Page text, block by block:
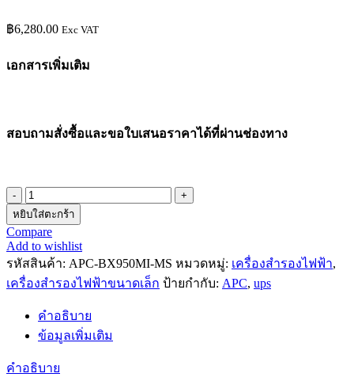
฿6,280.00 Exc VAT
เอกสารเพิ่มเติม
สอบถามสั่งซื้อและขอใบเสนอราคาได้ที่ผ่านช่องทาง
หยิบใส่ตะกร้า
Compare
Add to wishlist
รหัสสินค้า: APC-BX950MI-MS หมวดหมู่: เครื่องสำรองไฟฟ้า,
เครื่องสำรองไฟฟ้าขนาดเล็ก ป้ายกำกับ: APC, ups
คำอธิบาย
ข้อมูลเพิ่มเติม
คำอธิบาย